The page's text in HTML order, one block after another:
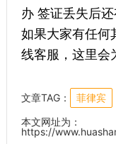
办 签证丢失后
如果大家有任何
线客服，这里会
文章TAG： 菲律宾
本文网址为：
https://